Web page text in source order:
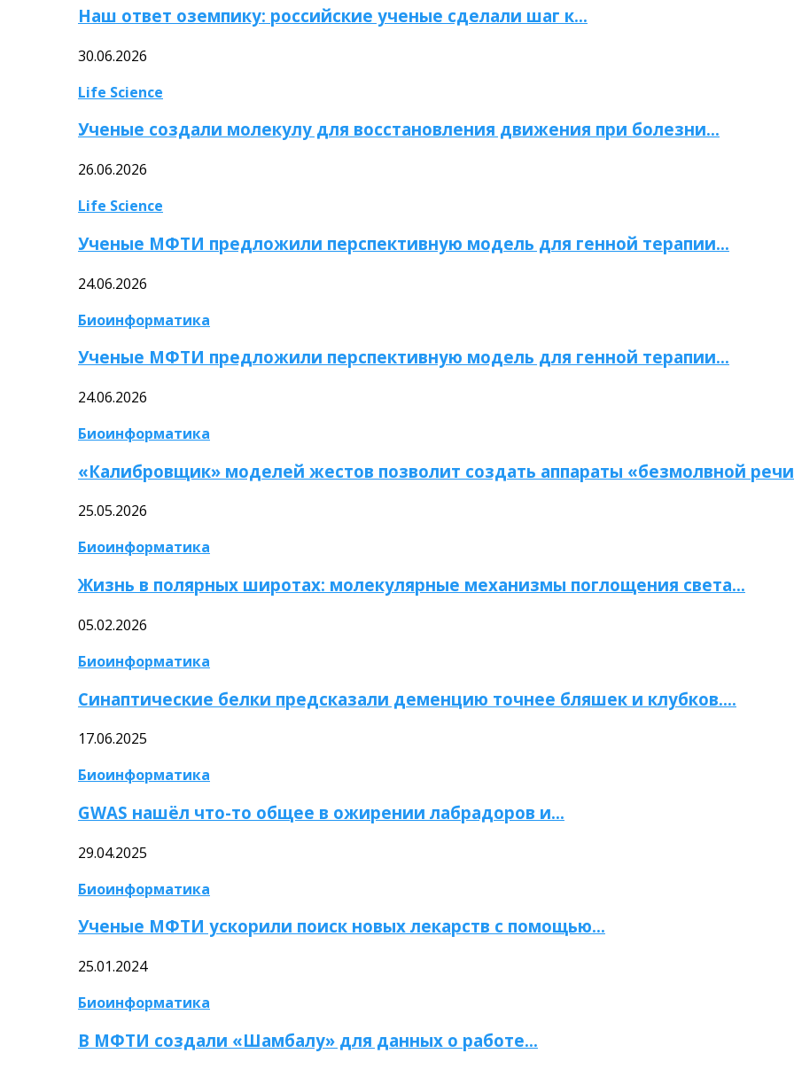
Наш ответ оземпику: российские ученые сделали шаг к…
30.06.2026
Life Science
Ученые создали молекулу для восстановления движения при болезни…
26.06.2026
Life Science
Ученые МФТИ предложили перспективную модель для генной терапии…
24.06.2026
Биоинформатика
Ученые МФТИ предложили перспективную модель для генной терапии…
24.06.2026
Биоинформатика
«Калибровщик» моделей жестов позволит создать аппараты «безмолвной
25.05.2026
Биоинформатика
Жизнь в полярных широтах: молекулярные механизмы поглощения света…
05.02.2026
Биоинформатика
Синаптические белки предсказали деменцию точнее бляшек и клубков….
17.06.2025
Биоинформатика
GWAS нашёл что-то общее в ожирении лабрадоров и…
29.04.2025
Биоинформатика
Ученые МФТИ ускорили поиск новых лекарств с помощью…
25.01.2024
Биоинформатика
В МФТИ создали «Шамбалу» для данных о работе…